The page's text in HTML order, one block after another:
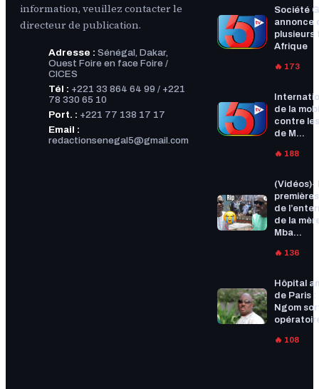
information, veuillez contacter le
directeur de publication.
Adresse : Sénégal, Dakar,
Ouest Foire en face Foire /
CICES
Tél : +221 33 864 64 99 / +221
78 330 65 10
Port. : +221 77 138 17 17
Email :
redactionsenegal5@gmail.com
Société
annonce
plusieurs
Afrique
🔥 173
de la
contre
de M...
🔥 188
(Vidéos)-
de
de la
Mba...
🔥 136
Hôpital
de Paris :
Ngom
🔥 108